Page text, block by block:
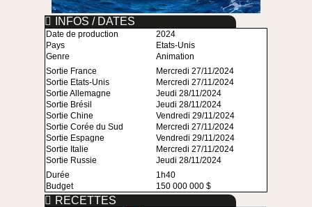
INFOS / DATES
Date de production
2024
Pays
Etats-Unis
Genre
Animation
Sortie France
Mercredi 27/11/2024
Sortie Etats-Unis
Mercredi 27/11/2024
Sortie Allemagne
Jeudi 28/11/2024
Sortie Brésil
Jeudi 28/11/2024
Sortie Chine
Vendredi 29/11/2024
Sortie Corée du Sud
Mercredi 27/11/2024
Sortie Espagne
Vendredi 29/11/2024
Sortie Italie
Mercredi 27/11/2024
Sortie Russie
Jeudi 28/11/2024
Durée
1h40
Budget
150 000 000 $
RECETTES